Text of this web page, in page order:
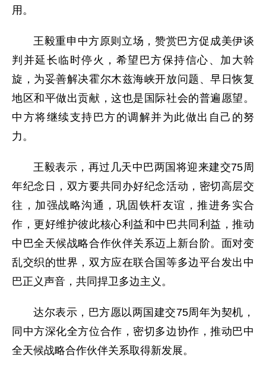
用。
王毅重申中方原则立场，赞赏巴方促成美伊谈
判并延长临时停火，希望巴方保持信心、加大斡
旋，为妥善解决霍尔木兹海峡开放问题、早日恢复
地区和平做出贡献，这也是国际社会的普遍愿望。
中方将继续支持巴方的调解并为此做出自己的努
力。
王毅表示，再过几天中巴两国将迎来建交75周
年纪念日，双方要共同办好纪念活动，密切高层交
往，加强战略沟通，巩固铁杆友谊，推进务实合
作，更好维护彼此核心利益和中巴共同利益，推动
中巴全天候战略合作伙伴关系迈上新台阶。面对变
乱交织的世界，双方应在联合国等多边平台发出中
巴正义声音，共同捍卫多边主义。
达尔表示，巴方愿以两国建交75周年为契机，
同中方深化全方位合作，密切多边协作，推动巴中
全天候战略合作伙伴关系取得新发展。